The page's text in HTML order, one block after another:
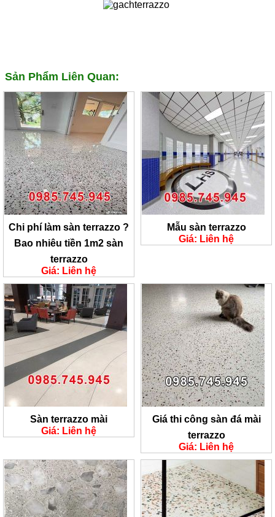
Sản Phẩm Liên Quan:
Chi phí làm sàn terrazzo ?
Bao nhiêu tiền 1m2 sàn
terrazzo
Giá: Liên hệ
Mẫu sàn terrazzo
Giá: Liên hệ
Sàn terrazzo mài
Giá: Liên hệ
Giá thi công sàn đá mài
terrazzo
Giá: Liên hệ